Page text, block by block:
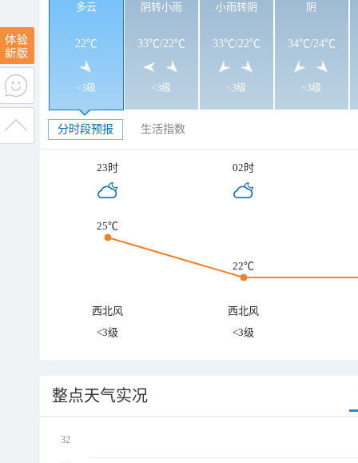
多云
22℃
<3级
阴转小雨
33℃/22℃
<3级
小雨转阴
33℃/22℃
<3级
阴
34℃/24℃
<3级
分时段预报 生活指数
23时 02时
25℃
22℃
西北风
西北风
<3级
<3级
整点天气实况
32